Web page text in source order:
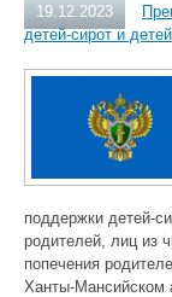
19.12.2023
детей-сирот и
поддержки детей-
родителей, лиц из
попечения
Ханты-Мансийском